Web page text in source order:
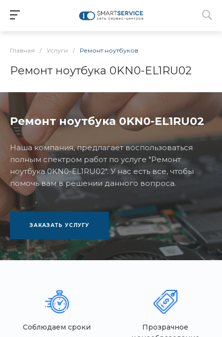
Главная / Услуги / Ремонт ноутбуков
Ремонт ноутбука 0KN0-EL1RU02
Ремонт ноутбука 0KN0-EL1RU02
Наша компания, предлагает воспользоваться
полным спектром работ по услуге "Ремонт
ноутбука 0KN0-EL1RU02". У нас есть все, чтобы
помочь вам в решении данного вопроса.
ЗАКАЗАТЬ УСЛУГУ
Соблюдаем сроки
Прозрачное